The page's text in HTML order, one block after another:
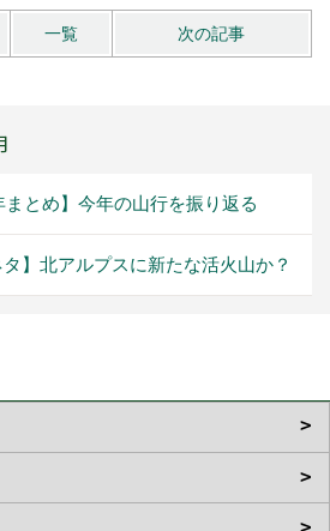
一覧 次の記事
まとめ】今年の山行を振り返る
タ】北アルプスに新たな活火山か？